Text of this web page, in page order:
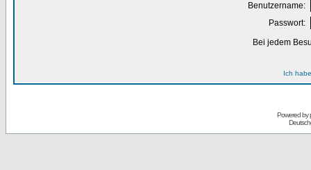
Benutzername:
Passwort:
Bei jedem
Ich
Powered by